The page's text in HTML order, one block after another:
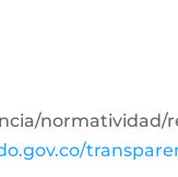
normatividad/